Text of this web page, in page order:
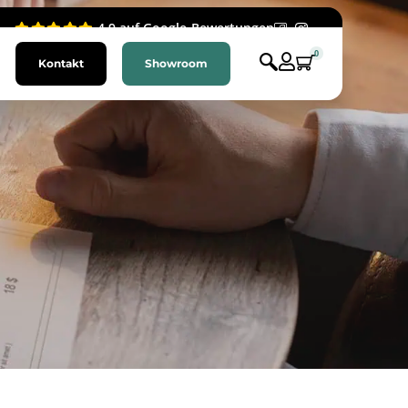
4.9 auf Google-Bewertungen
Kontakt Showroom
0